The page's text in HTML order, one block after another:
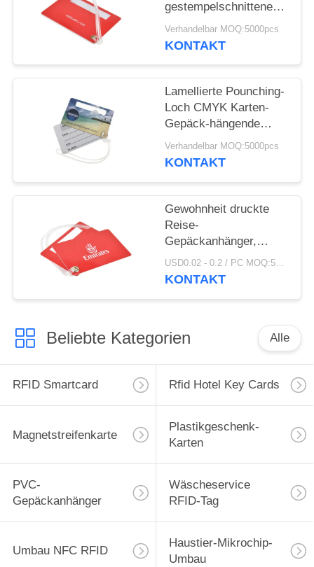
gestempelschnittener
Farboffsetdruck der
Flughafen-
Verhandelbar MOQ:5000pcs
KONTAKT
Lamellierte Pounching-
Loch CMYK Karten-
Gepäck-hängende
Umbau-Karte PVCs
Plastik
Verhandelbar MOQ:5000pcs
KONTAKT
Gewohnheit druckte
Reise-
Gepäckanhänger,
personifizierte Karten-
Gepäckanhänger
USD0.02 - 0.2 / PC MOQ:500pcs
KONTAKT
Beliebte Kategorien Alle
RFID Smartcard Rfid Hotel Key Cards
Magnetstreifenkarte
Plastikgeschenk-
Karten
PVC-
Gepäckanhänger
Wäscheservice
RFID-Tag
Umbau NFC RFID
Haustier-Mikrochip-
Umbau